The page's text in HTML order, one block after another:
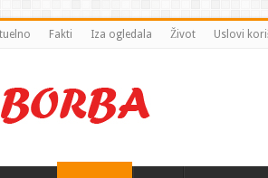
Fakti Iza ogledala Život Uslovi